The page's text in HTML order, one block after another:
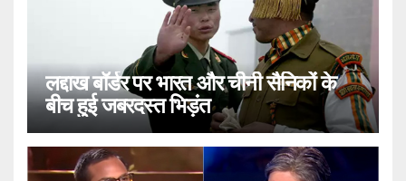
लद्दाख बॉर्डर पर भारत और चीनी सैनिकों के
बीच हुई जबरदस्त भिड़ंत